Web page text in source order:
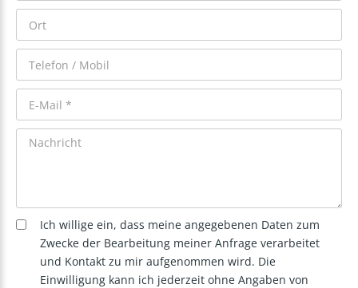
Ich willige ein, dass meine angegebenen Daten zum
Zwecke der Bearbeitung meiner Anfrage verarbeitet
und Kontakt zu mir aufgenommen wird. Die
Einwilligung kann ich jederzeit ohne Angaben von